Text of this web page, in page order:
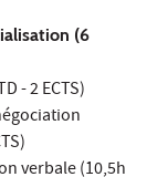
(6
- 2 ECTS)
verbale (10,5h